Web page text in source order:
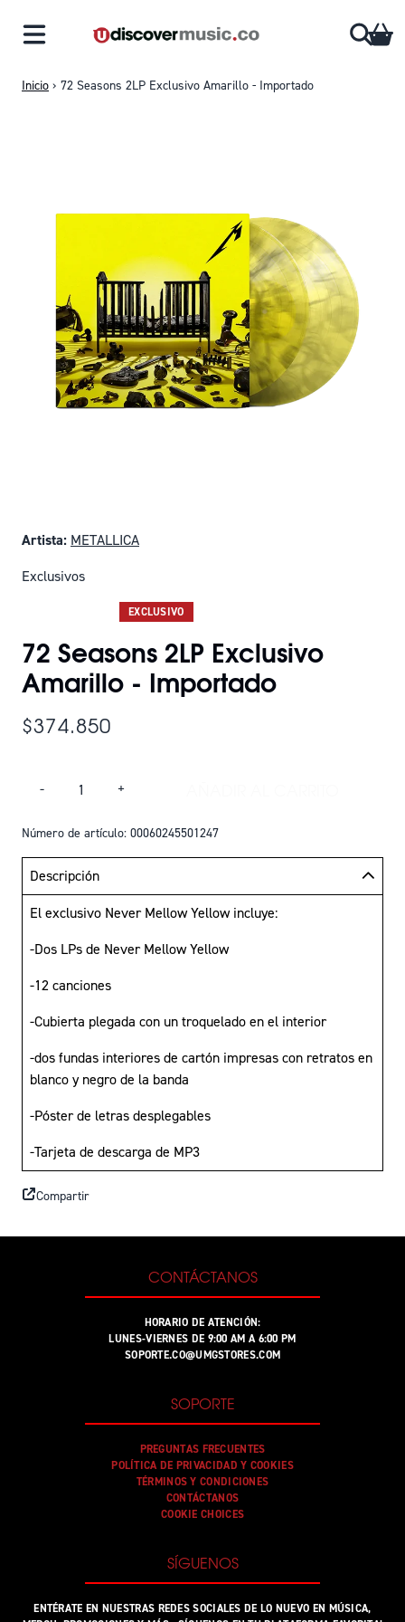
Inicio › 72 Seasons 2LP Exclusivo Amarillo - Importado
Artista: METALLICA
Exclusivos
EXCLUSIVO
72 Seasons 2LP Exclusivo
Amarillo - Importado
$374.850
- +
Número de artículo: 00060245501247
Descripción
El exclusivo Never Mellow Yellow incluye:
-Dos LPs de Never Mellow Yellow
-12 canciones
-Cubierta plegada con un troquelado en el interior
-dos fundas interiores de cartón impresas con retratos en
blanco y negro de la banda
-Póster de letras desplegables
-Tarjeta de descarga de MP3
Compartir
CONTÁCTANOS
HORARIO DE ATENCIÓN:
LUNES-VIERNES DE 9:00 AM A 6:00 PM
SOPORTE.CO@UMGSTORES.COM
SOPORTE
PREGUNTAS FRECUENTES
POLÍTICA DE PRIVACIDAD Y COOKIES
TÉRMINOS Y CONDICIONES
CONTÁCTANOS
COOKIE CHOICES
SÍGUENOS
ENTÉRATE EN NUESTRAS REDES SOCIALES DE LO NUEVO EN MÚSICA,